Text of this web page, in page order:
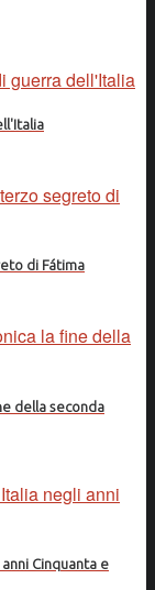
di Fátima
della seconda
Cinquanta e